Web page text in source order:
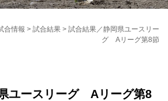
合情報 > 試合結果 > 試合結果／静岡県ユースリー
グ Aリーグ第8節
ユースリーグ Aリーグ第8